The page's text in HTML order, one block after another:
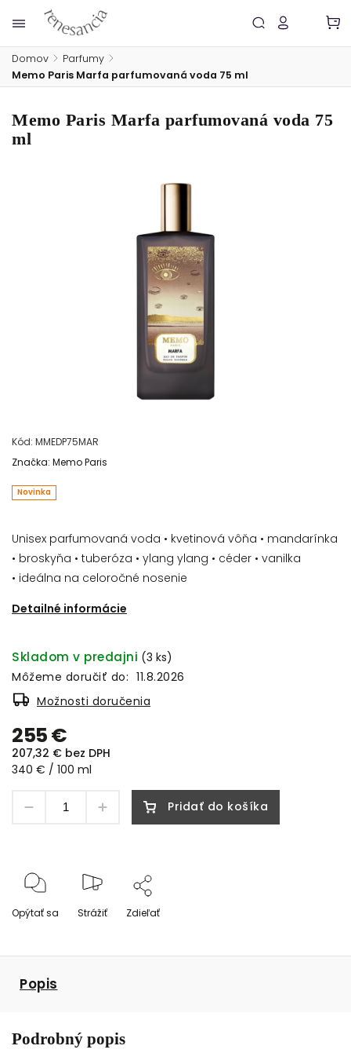
Domov / Parfumy /
Memo Paris Marfa parfumovaná voda 75 ml
Memo Paris Marfa parfumovaná voda 75
ml
Kód: MMEDP75MAR
Unisex parfumovaná voda • kvetinová vôňa • mandarínka
• broskyňa • tuberóza • ylang ylang • céder • vanilka
• ideálna na celoročné nosenie
Detailné informácie
Novinka
Značka: Memo Paris
255 €
207,32 € bez DPH
340 € / 100 ml
Skladom v predajni (3 ks)
Môžeme doručiť do: 11.8.2026
Možnosti doručenia
Pridať do košíka
Opýtať sa Strážiť Zdieľať
Popis
Podrobný popis